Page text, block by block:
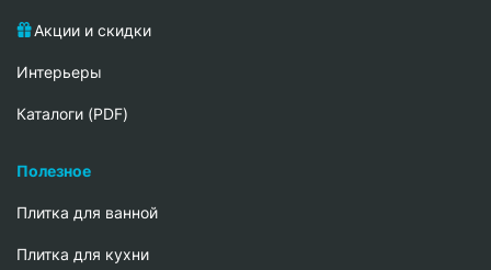
Акции и скидки
Интерьеры
Каталоги (PDF)
Полезное
Плитка для ванной
Плитка для кухни